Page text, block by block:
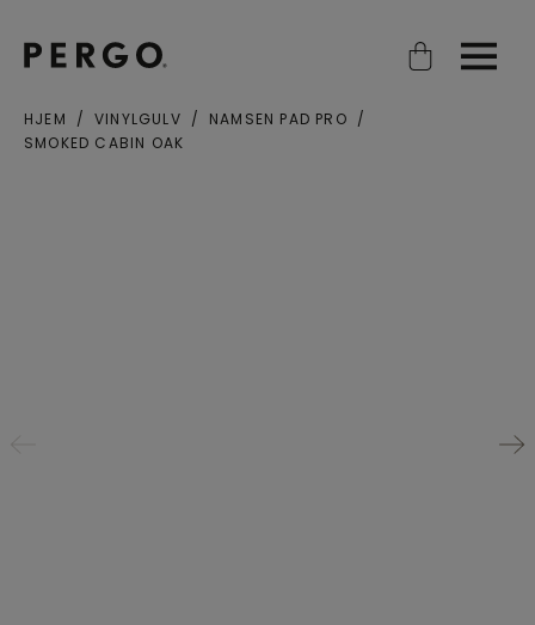
Open searchOpen
HJEM VINYLGULV
NAMSEN PAD PRO
SMOKED CABIN OAK